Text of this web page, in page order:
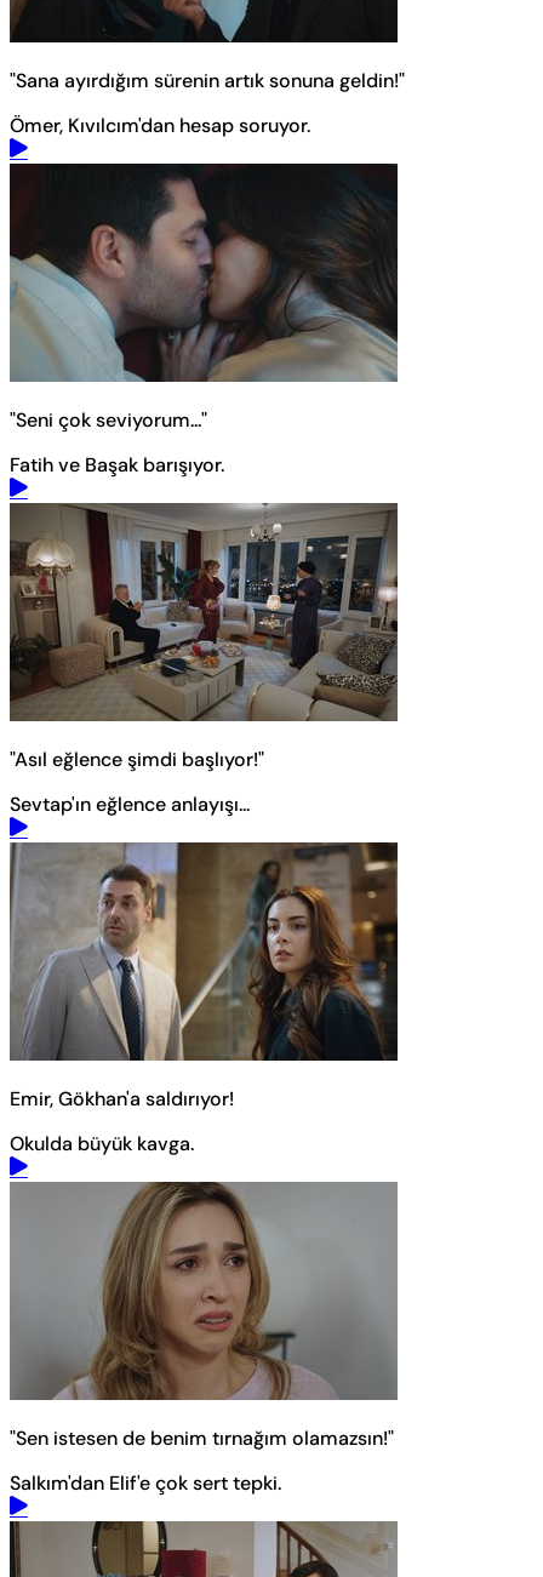
"Sana ayırdığım sürenin artık sonuna geldin!"
Ömer, Kıvılcım'dan hesap soruyor.
"Seni çok seviyorum..."
Fatih ve Başak barışıyor.
"Asıl eğlence şimdi başlıyor!"
Sevtap'ın eğlence anlayışı...
Emir, Gökhan'a saldırıyor!
Okulda büyük kavga.
"Sen istesen de benim tırnağım olamazsın!"
Salkım'dan Elif'e çok sert tepki.